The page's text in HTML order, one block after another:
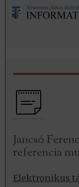
Jancsó
referencia
Elektronikus